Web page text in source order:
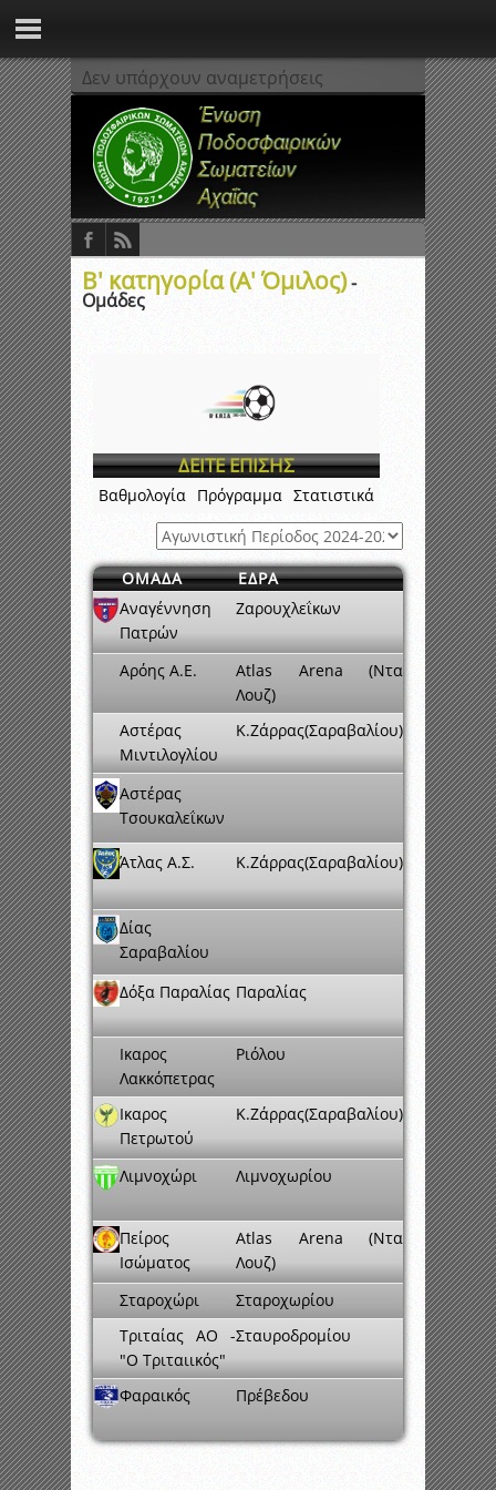
Δεν υπάρχουν αναμετρήσεις
Β' κατηγορία (Α' Όμιλος)-
Ομάδες
ΔΕΙΤΕ ΕΠΙΣΗΣ
Βαθμολογία Πρόγραμμα Στατιστικά
ΟΜΑΔΑ
ΕΔΡΑ
Αναγέννηση
Πατρών
Ζαρουχλεΐκων
Αρόης Α.Ε.
Atlas Arena (Ντα
Λουζ)
Αστέρας
Μιντιλογλίου
Κ.Ζάρρας(Σαραβαλίου)
Αστέρας
Τσουκαλεΐκων
Άτλας Α.Σ. Κ.Ζάρρας(Σαραβαλίου)
Δίας
Σαραβαλίου
Δόξα Παραλίας Παραλίας
Ικαρος
Λακκόπετρας
Ριόλου
Ικαρος
Πετρωτού
Κ.Ζάρρας(Σαραβαλίου)
Λιμνοχώρι Λιμνοχωρίου
Πείρος
Ισώματος
Atlas Arena (Ντα
Λουζ)
Σταροχώρι
Σταροχωρίου
Τριταίας ΑΟ -
"Ο Τριταιικός"
Σταυροδρομίου
Φαραικός Πρέβεδου